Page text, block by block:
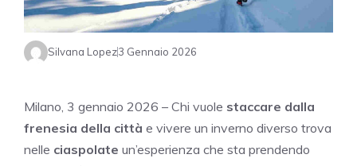
Silvana Lopez3 Gennaio 2026
Milano, 3 gennaio 2026 – Chi vuole staccare dalla
frenesia della città e vivere un inverno diverso trova
nelle ciaspolate un’esperienza che sta prendendo